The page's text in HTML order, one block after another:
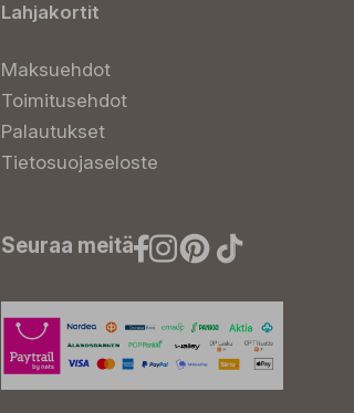
Lahjakortit
Maksuehdot
Toimitusehdot
Palautukset
Tietosuojaseloste
Seuraa meitä